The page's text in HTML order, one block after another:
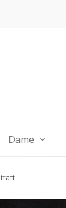
Dame